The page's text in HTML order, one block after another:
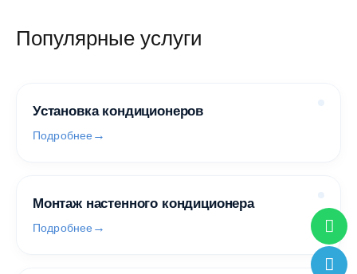
Популярные услуги
Установка кондиционеров
Подробнее
Монтаж настенного кондиционера
Подробнее